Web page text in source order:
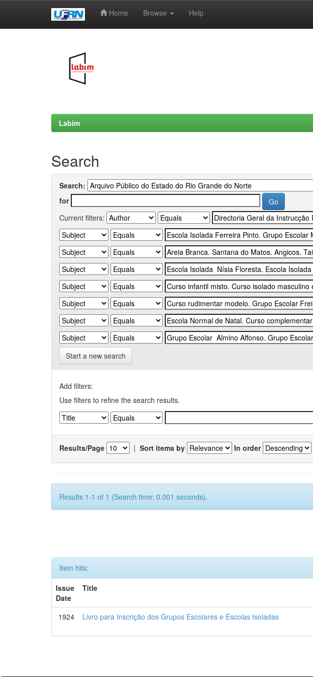
Home Browse Help
Labim
Search
Search:
for
Current filters:
Start a new search
Add filters:
Use filters to refine the search results.
Results/Page | Sort items by In order
Results 1-1 of 1 (Search time: 0.001 seconds).
Item hits:
Issue
Date
Title
1924 Livro para Inscrição dos Grupos Escolares e Escolas Isoladas